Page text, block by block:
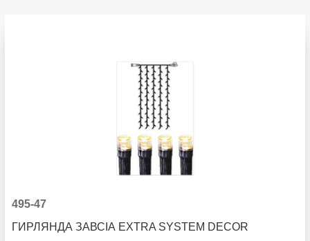
495-47
ГИРЛЯНДА ЗАВСІА EXTRA SYSTEM DECOR